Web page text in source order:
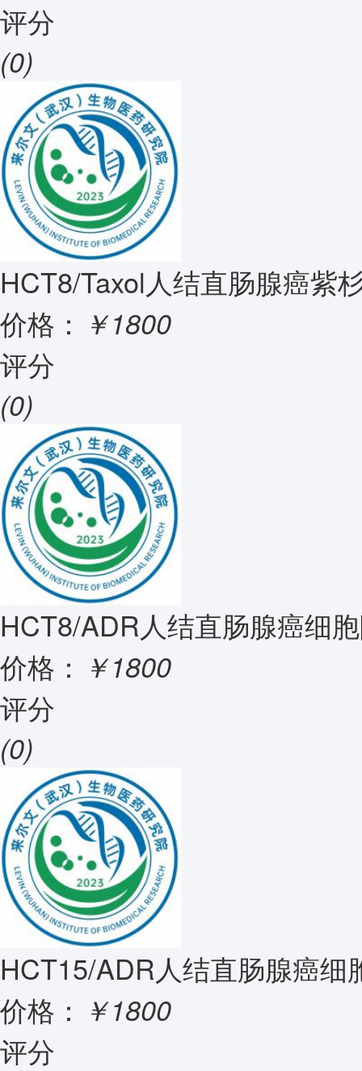
评分
(0)
HCT8/Taxol人结直肠腺癌紫
价格： ￥1800
评分
(0)
HCT8/ADR人结直肠腺癌细
价格： ￥1800
评分
(0)
HCT15/ADR人结直肠腺癌细
价格： ￥1800
评分